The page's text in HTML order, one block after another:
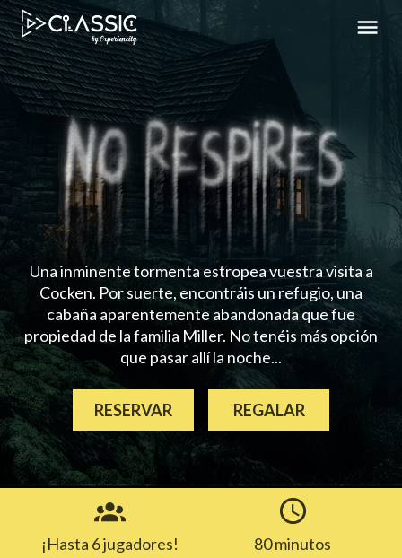
Una inminente tormenta estropea vuestra visita a
Cocken. Por suerte, encontráis un refugio, una
cabaña aparentemente abandonada que fue
propiedad de la familia Miller. No tenéis más opción
que pasar allí la noche...
RESERVAR REGALAR
¡Hasta 6 jugadores! 80 minutos